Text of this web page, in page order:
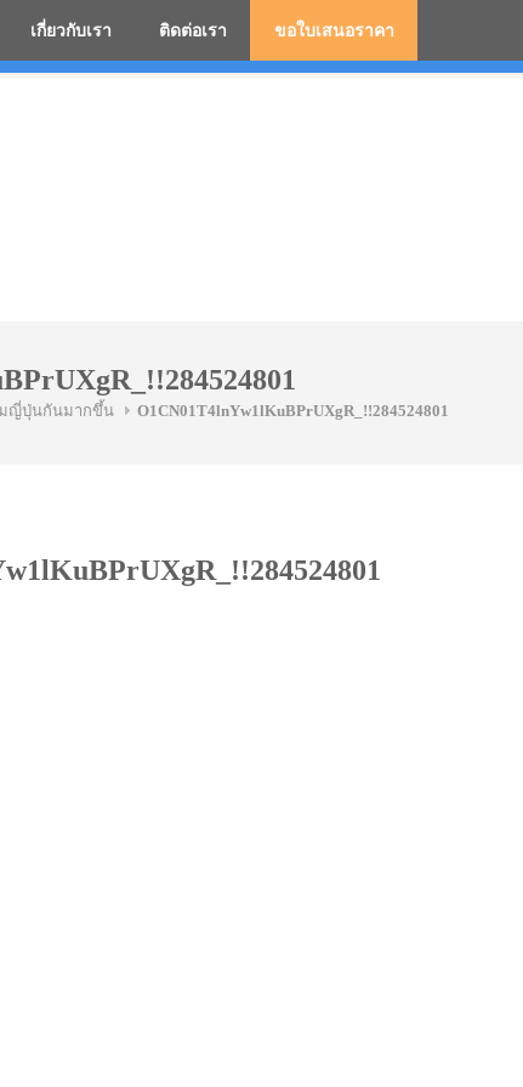
เกี่ยวกับเรา ติดต่อเรา ขอใบเสนอราคา
มญี่ปุ่นกันมากขึ้น O1CN01T4lnYw1lKuBPrUXgR_!!284524801
นร่มสกรีนโลโก้ ร่มพรีเมี่ยม ร่มตอนเดียว ร่มกอล์ฟ ร่มก